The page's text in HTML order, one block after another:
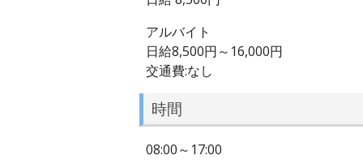
アルバイト
日給8,500円～16,000円
交通費:なし
時間
08:00～17:00